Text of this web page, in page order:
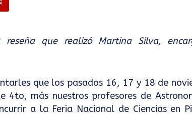
reseña que realizó Martina Silva,
que los pasados 16, 17 y 18 de
4to, más nuestros profesores de
a la Feria Nacional de Ciencias en